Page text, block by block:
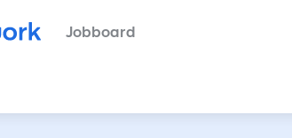
Jobboard